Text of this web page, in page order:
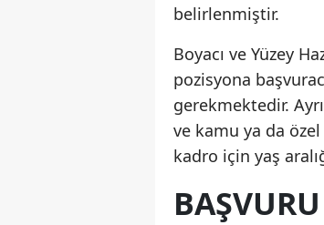
belirlenmiştir.
Boyacı ve Yüzey
pozisyona
gerekmektedir.
ve kamu ya da
kadro için yaş